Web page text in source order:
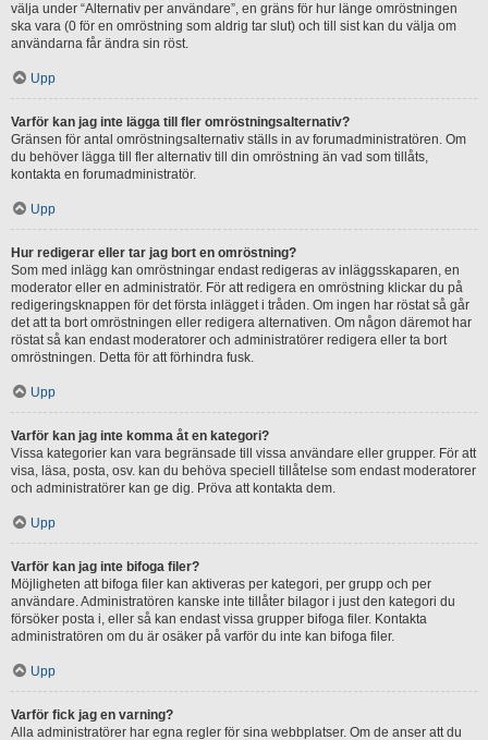
välja under “Alternativ per användare”, en gräns för hur länge omröstningen
ska vara (0 för en omröstning som aldrig tar slut) och till sist kan du välja om
användarna får ändra sin röst.
Upp
Varför kan jag inte lägga till fler omröstningsalternativ?
Gränsen för antal omröstningsalternativ ställs in av forumadministratören. Om
du behöver lägga till fler alternativ till din omröstning än vad som tillåts,
kontakta en forumadministratör.
Upp
Hur redigerar eller tar jag bort en omröstning?
Som med inlägg kan omröstningar endast redigeras av inläggsskaparen, en
moderator eller en administratör. För att redigera en omröstning klickar du på
redigeringsknappen för det första inlägget i tråden. Om ingen har röstat så går
det att ta bort omröstningen eller redigera alternativen. Om någon däremot har
röstat så kan endast moderatorer och administratörer redigera eller ta bort
omröstningen. Detta för att förhindra fusk.
Upp
Varför kan jag inte komma åt en kategori?
Vissa kategorier kan vara begränsade till vissa användare eller grupper. För att
visa, läsa, posta, osv. kan du behöva speciell tillåtelse som endast moderatorer
och administratörer kan ge dig. Pröva att kontakta dem.
Upp
Varför kan jag inte bifoga filer?
Möjligheten att bifoga filer kan aktiveras per kategori, per grupp och per
användare. Administratören kanske inte tillåter bilagor i just den kategori du
försöker posta i, eller så kan endast vissa grupper bifoga filer. Kontakta
administratören om du är osäker på varför du inte kan bifoga filer.
Upp
Varför fick jag en varning?
Alla administratörer har egna regler för sina webbplatser. Om de anser att du